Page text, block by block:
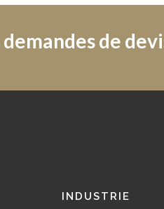
demandes de
INDUSTRIE